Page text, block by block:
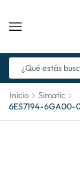
Inicio
Simatic
6ES7194-6GA00-